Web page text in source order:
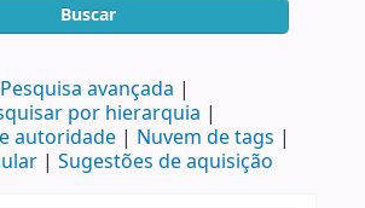
Buscar
Pesquisa avançada
por hierarquia
autoridade
Nuvem de tags
Sugestões de aquisição